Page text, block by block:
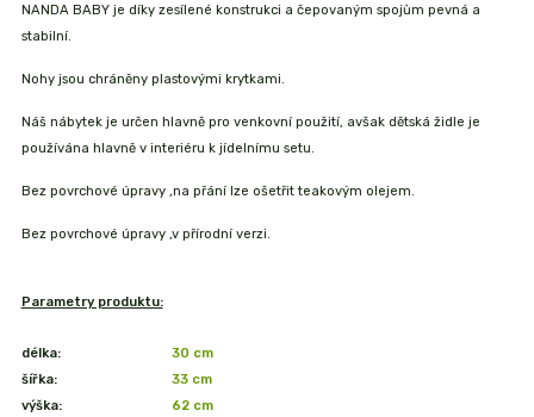
NANDA BABY je díky zesílené konstrukci a čepovaným spojům pevná a
stabilní.
Nohy jsou chráněny plastovými krytkami.
Náš nábytek je určen hlavně pro venkovní použití, avšak dětská židle je
používána hlavně v interiéru k jídelnímu setu.
Bez povrchové úpravy ,na přání lze ošetřit teakovým olejem.
Bez povrchové úpravy ,v přírodní verzi.
Parametry produktu:
délka:
30 cm
šířka:
33 cm
výška:
62 cm